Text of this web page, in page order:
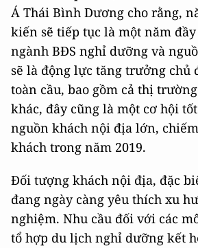
Á Thái Bình Dương cho rằng,
kiến sẽ tiếp tục là một năm
ngành BĐS nghỉ dưỡng và
sẽ là động lực tăng trưởng chủ
toàn cầu, bao gồm cả thị
khác, đây cũng là một cơ hội
nguồn khách nội địa lớn,
khách trong năm 2019.
Đối tượng khách nội địa, đặc
đang ngày càng yêu thích xu
nghiệm. Nhu cầu đối với các
tổ hợp du lịch nghỉ dưỡng kết